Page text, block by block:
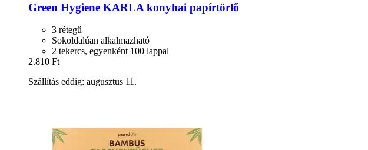
Green Hygiene KARLA konyhai papírtörlő
3 rétegű
Sokoldalúan alkalmazható
2 tekercs, egyenként 100 lappal
2.810 Ft
Szállítás eddig: augusztus 11.